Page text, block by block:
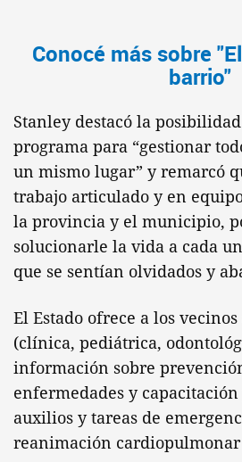
Conocé más sobre
barrio"
Stanley destacó la
programa para “gestionar
un mismo lugar” y remarcó
trabajo articulado y en
la provincia y el municipio,
solucionarle la vida a cada
que se sentían olvidados y
El Estado ofrece a los
(clínica, pediátrica,
información sobre
enfermedades y
auxilios y tareas de
reanimación cardiopulmonar